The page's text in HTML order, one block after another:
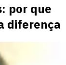
por que
diferença